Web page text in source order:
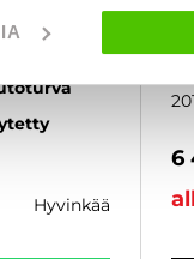
/
hyvinkää
6